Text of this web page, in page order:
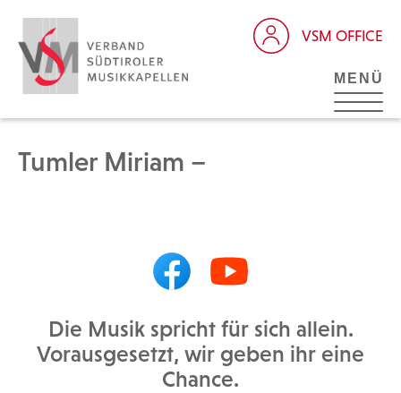
VSM OFFICE
MENÜ
Tumler Miriam –
Die Musik spricht für sich allein.
Vorausgesetzt, wir geben ihr eine
Chance.